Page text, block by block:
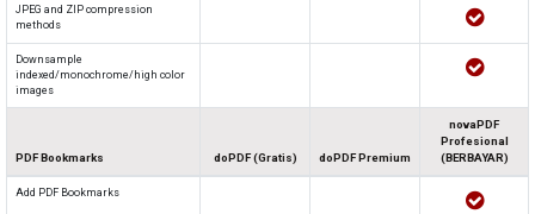
JPEG and ZIP compression
methods
Downsample
indexed/monochrome/high color
images
PDF Bookmarks doPDF (Gratis) doPDF Premium
novaPDF
Profesional
(BERBAYAR)
Add PDF Bookmarks